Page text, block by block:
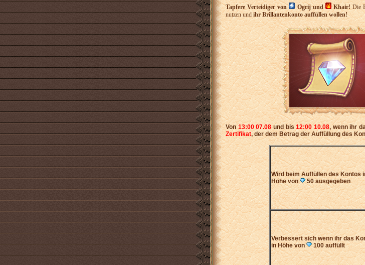
Tapfere Verteidiger von Ogrij und Khair!Die
nutzen und ihr Brillantenkonto auffüllen wollen!
Von13:00 07.08und bis12:00 10.08, wenn ihr
Zertifikat, der dem Betrag der Auffüllung des
Wird beim Auffüllen des Kontos
Höhe von
50 ausgegeben
Verbessert sich wenn ihr das
in Höhe von
100 auffüllt